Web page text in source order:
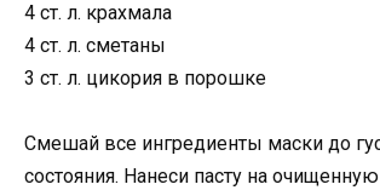
4 ст. л. крахмала
4 ст. л. сметаны
3 ст. л. цикория в порошке
Смешай все ингредиенты маски до
состояния. Нанеси пасту на